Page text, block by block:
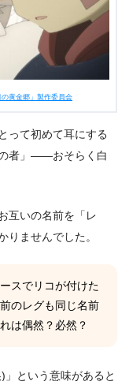
黄金郷」製作委員会
って初めて耳にする
者」――おそらく白
互いの名前を「レ
りませんでした。
スでリコが付けた
のレグも同じ名前
は偶然？必然？
という意味があると